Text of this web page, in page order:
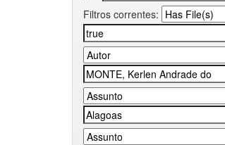
Filtros correntes: